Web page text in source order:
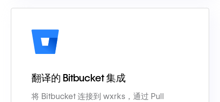
翻译的 Bitbucket 集成
将 Bitbucket 连接到 wxrks，通过 Pull